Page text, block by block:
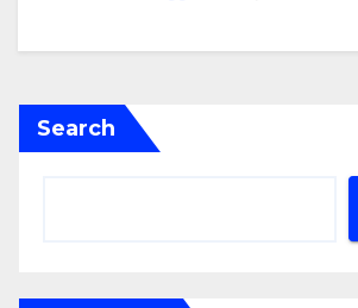
Search